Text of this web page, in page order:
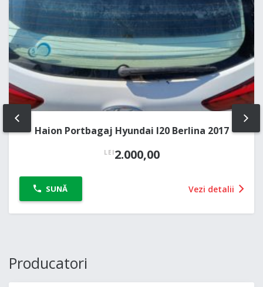
Haion Portbagaj Hyundai I20 Berlina 2017
LEI2.000,00
SUNĂ Vezi detalii
PREV
Producatori